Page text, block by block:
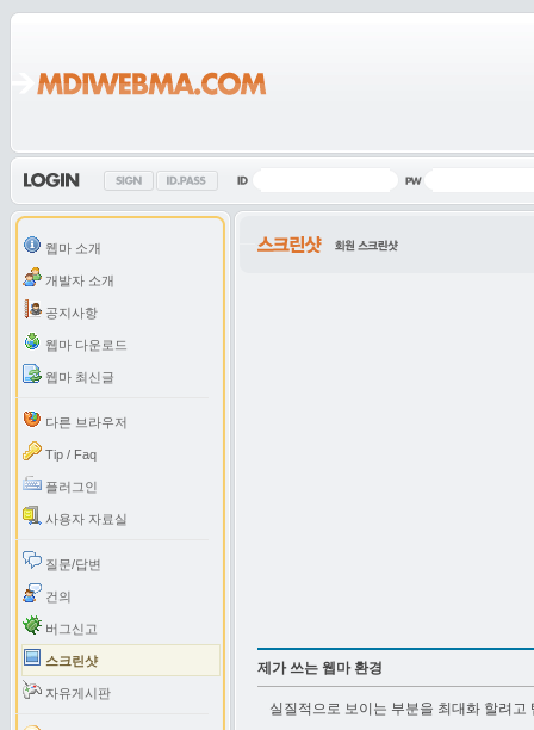
웹마 소개
개발자 소개
공지사항
웹마 다운로드
웹마 최신글
다른 브라우저
Tip / Faq
플러그인
사용자 자료실
질문/답변
건의
버그신고
스크린샷
자유게시판
제가 쓰는 웹마 환경
실질적으로 보이는 부분을 최대화 할려고